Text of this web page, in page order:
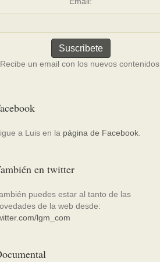
Recibe un email con los nuevos contenidos.
a Luis en la página de Facebook
en twitter
puedes estar al tanto de las
de la web desde:
lgm_com